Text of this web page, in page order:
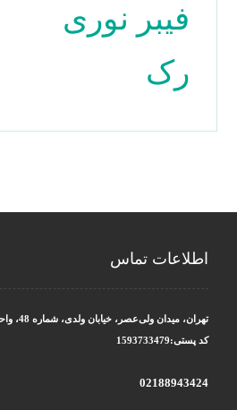
فیبر نوری
رک
اطلاعات تماس
تهران، میدان ولی‌عصر، خیابان ولدی، شماره 48، واحد 24
کد پستی:1593733479
02188943424